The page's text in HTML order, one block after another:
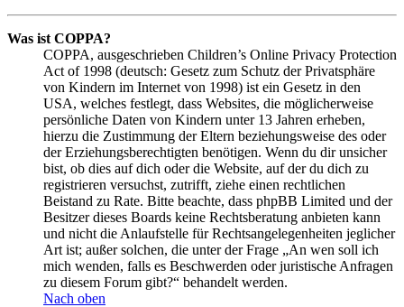
Was ist COPPA?
COPPA, ausgeschrieben Children’s Online Privacy Protection
Act of 1998 (deutsch: Gesetz zum Schutz der Privatsphäre
von Kindern im Internet von 1998) ist ein Gesetz in den
USA, welches festlegt, dass Websites, die möglicherweise
persönliche Daten von Kindern unter 13 Jahren erheben,
hierzu die Zustimmung der Eltern beziehungsweise des oder
der Erziehungsberechtigten benötigen. Wenn du dir unsicher
bist, ob dies auf dich oder die Website, auf der du dich zu
registrieren versuchst, zutrifft, ziehe einen rechtlichen
Beistand zu Rate. Bitte beachte, dass phpBB Limited und der
Besitzer dieses Boards keine Rechtsberatung anbieten kann
und nicht die Anlaufstelle für Rechtsangelegenheiten jeglicher
Art ist; außer solchen, die unter der Frage „An wen soll ich
mich wenden, falls es Beschwerden oder juristische Anfragen
zu diesem Forum gibt?“ behandelt werden.
Nach oben